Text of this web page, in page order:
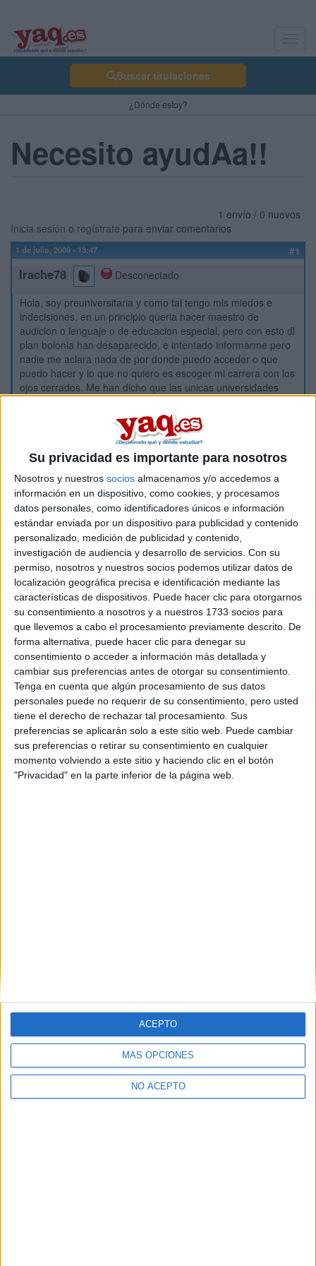
Su privacidad es importante para nosotros
Nosotros y nuestros socios almacenamos y/o accedemos a
información en un dispositivo, como cookies, y procesamos
datos personales, como identificadores únicos e información
estándar enviada por un dispositivo para publicidad y contenido
personalizado, medición de publicidad y contenido,
investigación de audiencia y desarrollo de servicios. Con su
permiso, nosotros y nuestros socios podemos utilizar datos de
localización geográfica precisa e identificación mediante las
características de dispositivos. Puede hacer clic para otorgarnos
su consentimiento a nosotros y a nuestros 1733 socios para
que llevemos a cabo el procesamiento previamente descrito. De
forma alternativa, puede hacer clic para denegar su
consentimiento o acceder a información más detallada y
cambiar sus preferencias antes de otorgar su consentimiento.
Tenga en cuenta que algún procesamiento de sus datos
personales puede no requerir de su consentimiento, pero usted
tiene el derecho de rechazar tal procesamiento. Sus
preferencias se aplicarán solo a este sitio web. Puede cambiar
sus preferencias o retirar su consentimiento en cualquier
momento volviendo a este sitio y haciendo clic en el botón
"Privacidad" en la parte inferior de la página web.
MÁS OPCIONES
NO ACEPTO
ACEPTO
Buscar titulaciones
¿Dónde estoy?
Necesito ayudAa!!
1 envío / 0 nuevos
Inicia sesión o regístrate para enviar comentarios
1 de julio, 2009 - 13:47 #1
Irache78
Desconectado
Hola, soy preuniversitaria y como tal tengo mis miedos e
indecisiones, en un principio queria hacer maestro de
audicion o lenguaje o de educacion especial, pero con esto dl
plan bolonia han desaparecido, e intentado informarme pero
nadie me aclara nada de por donde puedo acceder o que
puedo hacer y lo que no quiero es escoger mi carrera con los
ojos cerrados. Me han dicho que las unicas universidades
costearme una privada.
Asi que e estado mirando otras carreras pero no me decido
me da miedo a fracasar o a que me resulte demasiado dificil,
mire logopedia pero como pertenece a ciencias de la salud y
yo curse ciencias sociales me da miedo a no llevar una base
y fracasar, no se si la biologia y todas las asignaturas que
pertenecen a ciencias de la salud son muy complicadas o
simplemente de memorizar, si alguien me puede ayudar??.
Tambien mire educacion social y trabajo social, pero nose las
diferentes entre ambas ni si hay suficientes salidas laborales,
salarios...etc
Pedagogia y criminologia, tampoco me disgustan, pero no
tengo mucha informacion acerca de ellas.
Por favor, si alguien puede ayudarme a quitarme mis miedos
y a aclararme un poco, se lo agradeceria un monton. Pero
me urge, pues estamos a dia 1 y tengo hasta el 6 para
presentar mi prematricula. Un saludo. Si querias contestarme
mi email esiohappygirl@hotmail.com. Gracias
Inicio
Etiquetas: La universidad - un mundo